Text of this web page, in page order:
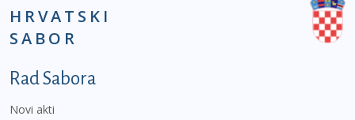
HRVATSKI
SABOR
Podnožje prvi izbornik
Rad Sabora
Novi akti